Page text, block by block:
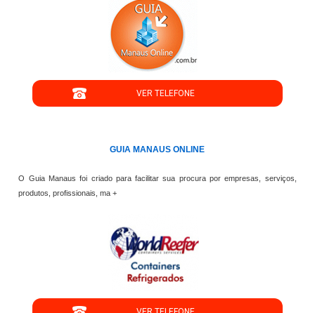
VER TELEFONE
GUIA MANAUS ONLINE
O Guia Manaus foi criado para facilitar sua procura por empresas, serviços,
produtos, profissionais, ma +